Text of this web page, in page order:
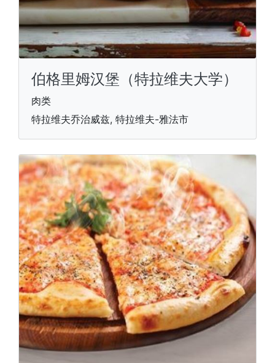
伯格里姆汉堡（特拉维夫大学）
肉类
特拉维夫乔治威兹, 特拉维夫-雅法市